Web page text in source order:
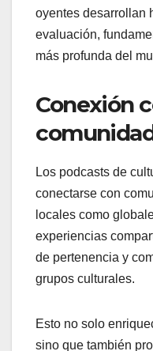
oyentes desarrollan
evaluación,
más profunda del
Conexión
Los podcasts de
conectarse con
locales como
experiencias
de pertenencia y
grupos culturales.
Esto no solo
sino que también